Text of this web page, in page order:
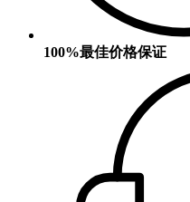
100%最佳价格保证